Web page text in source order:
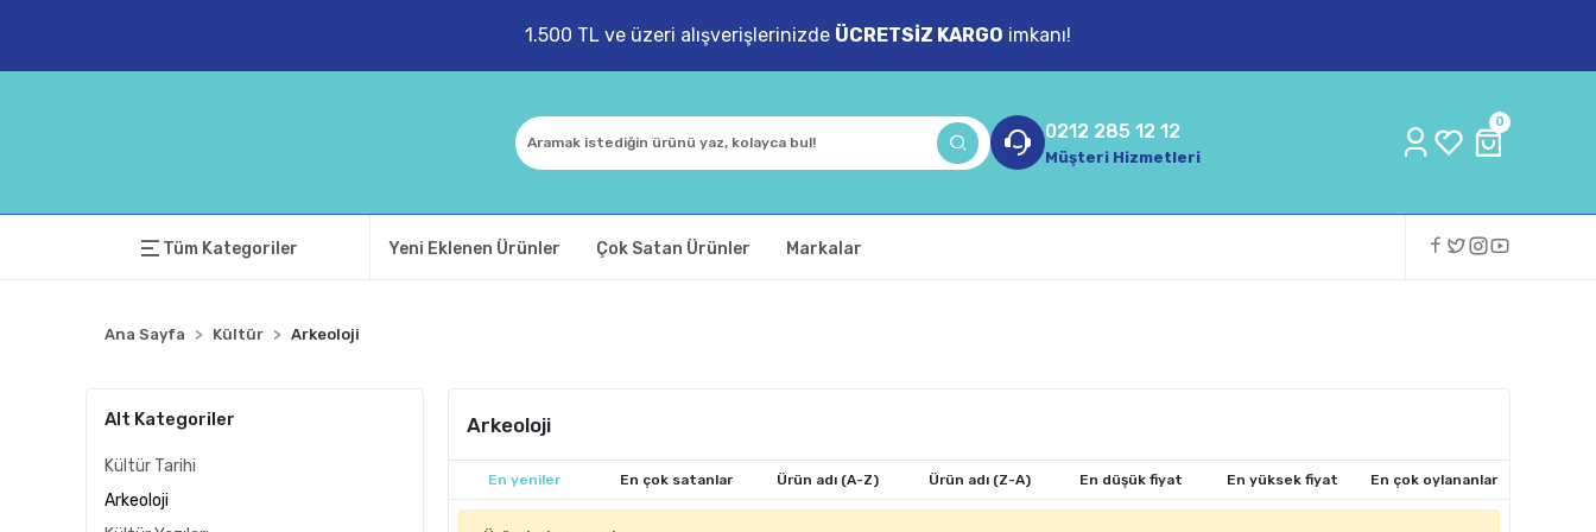
1.500 TL ve üzeri alışverişlerinizde ÜCRETSİZ KARGO imkanı!
0212 285 12 12
Müşteri Hizmetleri
0
Tüm Kategoriler Yeni Eklenen Ürünler Çok Satan Ürünler Markalar
Ana Sayfa Kültür Arkeoloji
Alt Kategoriler
Kültür Tarihi
Arkeoloji
Arkeoloji
En yeniler En çok satanlar Ürün adı (A-Z) Ürün adı (Z-A) En düşük fiyat En yüksek fiyat En çok oylananlar